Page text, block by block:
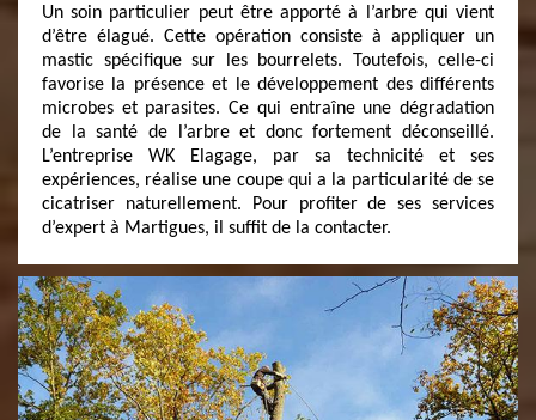
Un soin particulier peut être apporté à l’arbre qui vient
d’être élagué. Cette opération consiste à appliquer un
mastic spécifique sur les bourrelets. Toutefois, celle-ci
favorise la présence et le développement des différents
microbes et parasites. Ce qui entraîne une dégradation
de la santé de l’arbre et donc fortement déconseillé.
L’entreprise WK Elagage, par sa technicité et ses
expériences, réalise une coupe qui a la particularité de se
cicatriser naturellement. Pour profiter de ses services
d’expert à Martigues, il suffit de la contacter.